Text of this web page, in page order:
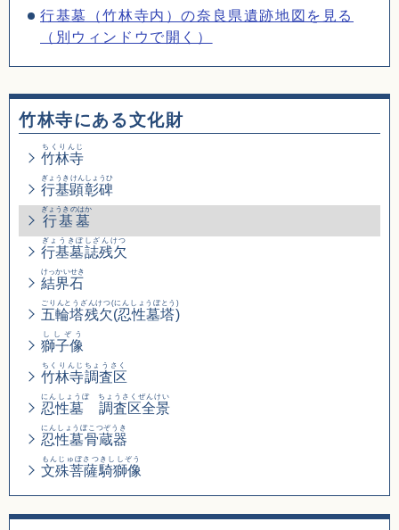
行基墓（竹林寺内）の奈良県遺跡地図を見る
（別ウィンドウで開く）
竹林寺にある文化財
竹林寺
ちくりんじ
行基顕彰碑
ぎょうきけんしょうひ
行基墓
ぎょうきのはか
行基墓誌残欠
ぎょうきぼしざんけつ
結界石
けっかいせき
五輪塔残欠(忍性墓塔)
ごりんとうざんけつ(にんしょうぼとう)
獅子像
ししぞう
竹林寺調査区
ちくりんじちょうさく
忍性墓 調査区全景
にんしょうぼ ちょうさくぜんけい
忍性墓骨蔵器
にんしょうぼこつぞうき
文殊菩薩騎獅像
もんじゅぼさつきししぞう